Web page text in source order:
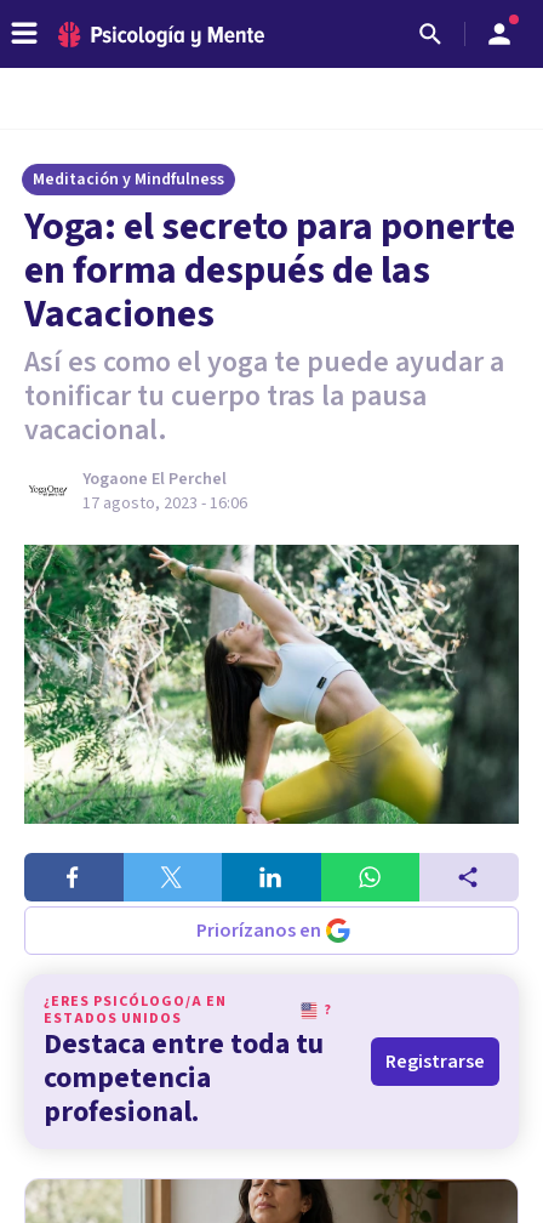
Meditación y Mindfulness
Yoga: el secreto para ponerte
en forma después de las
Vacaciones
Así es como el yoga te puede ayudar a
tonificar tu cuerpo tras la pausa
vacacional.
Yogaone El Perchel
17 agosto, 2023 - 16:06
Priorízanos en
¿ERES PSICÓLOGO/A EN
ESTADOS UNIDOS
?
Destaca entre toda tu
competencia
profesional.
Registrarse